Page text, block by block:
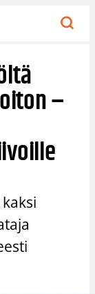
–